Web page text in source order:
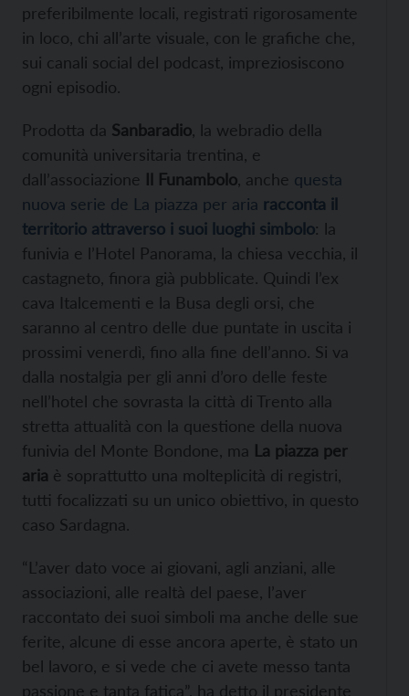
preferibilmente locali, registrati rigorosamente
in loco, chi all’arte visuale, con le grafiche che,
sui canali social del podcast, impreziosiscono
ogni episodio.
Prodotta da Sanbaradio , la webradio della
comunità universitaria trentina, e
dall’associazione Il Funambolo , anche questa
nuova serie de La piazza per aria racconta il
territorio attraverso i suoi luoghi simbolo: la
funivia e l’Hotel Panorama, la chiesa vecchia, il
castagneto, finora già pubblicate. Quindi l’ex
cava Italcementi e la Busa degli orsi, che
saranno al centro delle due puntate in uscita i
prossimi venerdì, fino alla fine dell’anno. Si va
dalla nostalgia per gli anni d’oro delle feste
nell’hotel che sovrasta la città di Trento alla
stretta attualità con la questione della nuova
funivia del Monte Bondone, ma La piazza per
aria è soprattutto una molteplicità di registri,
tutti focalizzati su un unico obiettivo, in questo
caso Sardagna.
“L’aver dato voce ai giovani, agli anziani, alle
associazioni, alle realtà del paese, l’aver
raccontato dei suoi simboli ma anche delle sue
ferite, alcune di esse ancora aperte, è stato un
bel lavoro, e si vede che ci avete messo tanta
passione e tanta fatica”, ha detto il presidente